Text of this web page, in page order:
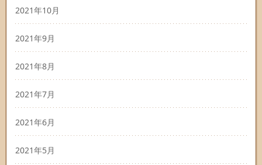
2021年10月
2021年9月
2021年8月
2021年7月
2021年6月
2021年5月